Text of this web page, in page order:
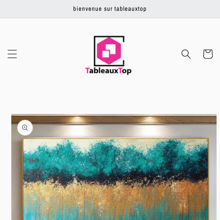
contenu
bienvenue sur tableauxtop
Panier
Passer aux
informations
produits